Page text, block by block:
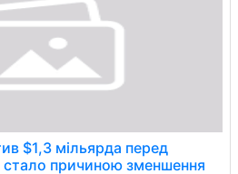
$1,3 мільярда перед
причиною зменшення